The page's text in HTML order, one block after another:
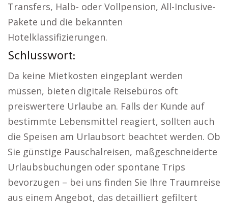
Transfers, Halb- oder Vollpension, All-Inclusive-
Pakete und die bekannten
Hotelklassifizierungen.
Schlusswort:
Da keine Mietkosten eingeplant werden
müssen, bieten digitale Reisebüros oft
preiswertere Urlaube an. Falls der Kunde auf
bestimmte Lebensmittel reagiert, sollten auch
die Speisen am Urlaubsort beachtet werden. Ob
Sie günstige Pauschalreisen, maßgeschneiderte
Urlaubsbuchungen oder spontane Trips
bevorzugen – bei uns finden Sie Ihre Traumreise
aus einem Angebot, das detailliert gefiltert